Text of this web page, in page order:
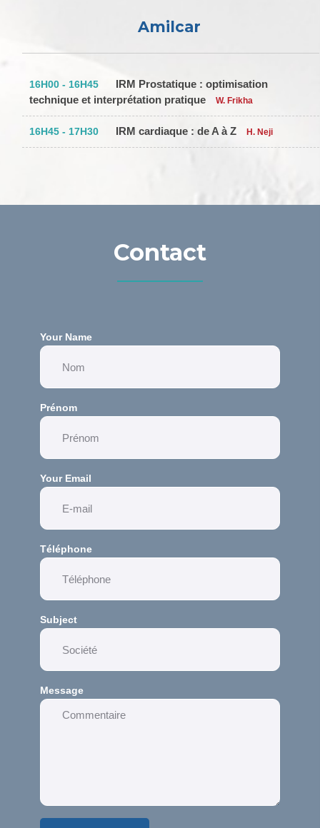
Amilcar
16H00 - 16H45
IRM Prostatique : optimisation
technique et interprétation pratique
W. Frikha
16H45 - 17H30 IRM cardiaque : de A à Z H. Neji
Contact
Your Name
Prénom
Your Email
Téléphone
Subject
Message